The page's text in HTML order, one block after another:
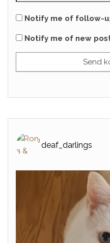
Notify me of follow-
Notify me of new
deaf_darlings